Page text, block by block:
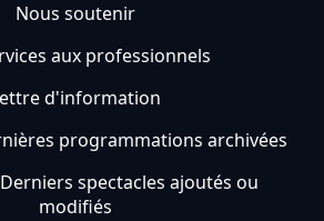
Nous soutenir
aux professionnels
d'information
programmations archivées
Derniers spectacles ajoutés ou
modifiés